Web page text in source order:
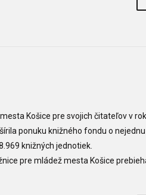
Košice pre svojich čitateľov v
ponuku knižného fondu o
knižných jednotiek.
pre mládež mesta Košice